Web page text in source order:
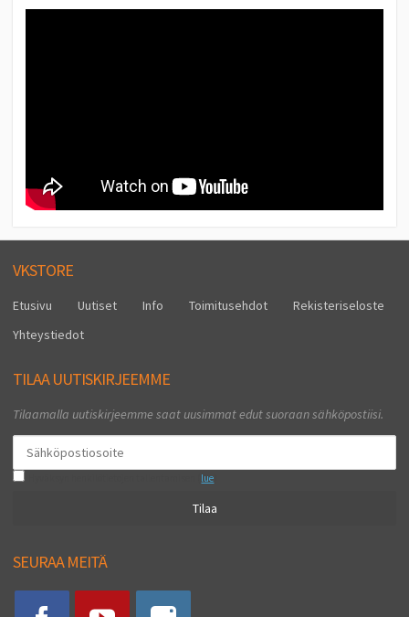
VKSTORE
Etusivu Uutiset Info Toimitusehdot
Rekisteriseloste
Yhteystiedot
TILAA UUTISKIRJEEMME
Tilaamalla uutiskirjeemme saat uusimmat edut suoraan sähköpostiisi.
lue
Tilaa
SEURAA MEITÄ